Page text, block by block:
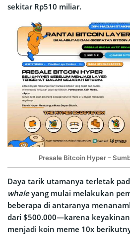
sekitar Rp510 miliar.
Presale Bitcoin Hyper –
Daya tarik utamanya terletak
whaleyang mulai melakukan
beberapa di antaranya
dari $500.000—karena keyakinan
menjadi koin meme 10x